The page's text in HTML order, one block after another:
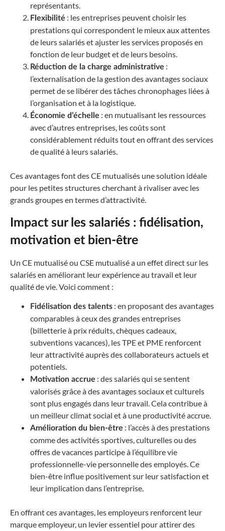
représentants.
Flexibilité : les entreprises peuvent choisir les
prestations qui correspondent le mieux aux attentes
de leurs salariés et ajuster les services proposés en
fonction de leur budget et de leurs besoins.
Réduction de la charge administrative :
l’externalisation de la gestion des avantages sociaux
permet de se libérer des tâches chronophages liées à
l’organisation et à la logistique.
Économie d’échelle : en mutualisant les ressources
avec d’autres entreprises, les coûts sont
considérablement réduits tout en offrant des services
de qualité à leurs salariés.
Ces avantages font des CE mutualisés une solution idéale
pour les petites structures cherchant à rivaliser avec les
grands groupes en termes d’attractivité.
Impact sur les salariés : fidélisation,
motivation et bien-être
Un CE mutualisé ou CSE mutualisé a un effet direct sur les
salariés en améliorant leur expérience au travail et leur
qualité de vie. Voici comment :
Fidélisation des talents : en proposant des avantages
comparables à ceux des grandes entreprises
(billetterie à prix réduits, chèques cadeaux,
subventions vacances), les TPE et PME renforcent
leur attractivité auprès des collaborateurs actuels et
potentiels.
Motivation accrue : des salariés qui se sentent
valorisés grâce à des avantages sociaux et culturels
sont plus engagés dans leur travail. Cela contribue à
un meilleur climat social et à une productivité accrue.
Amélioration du bien-être : l’accès à des prestations
comme des activités sportives, culturelles ou des
offres de vacances participe à l’équilibre vie
professionnelle-vie personnelle des employés. Ce
bien-être influe positivement sur leur satisfaction et
leur implication dans l’entreprise.
En offrant ces avantages, les employeurs renforcent leur
marque employeur, un levier essentiel pour attirer des